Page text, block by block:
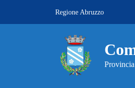
Regione Abruzzo